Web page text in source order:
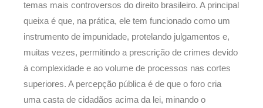
temas mais controversos do direito brasileiro. A principal
queixa é que, na prática, ele tem funcionado como um
instrumento de impunidade, protelando julgamentos e,
muitas vezes, permitindo a prescrição de crimes devido
à complexidade e ao volume de processos nas cortes
superiores. A percepção pública é de que o foro cria
uma casta de cidadãos acima da lei, minando o